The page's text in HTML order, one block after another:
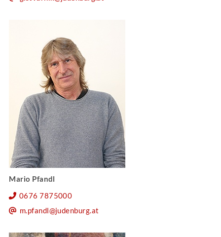
Mario Pfandl
0676 7875000
m.pfandl@judenburg.at